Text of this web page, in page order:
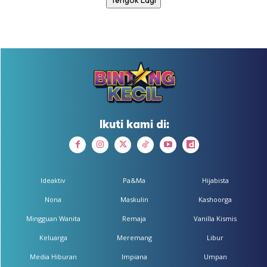
Ikuti kami di:
Ideaktiv
Nona
Mingguan Wanita
Keluarga
Media Hiburan
Pa&Ma
Maskulin
Remaja
Meremang
Impiana
Hijabista
Kashoorga
Vanilla Kismis
Libur
Umpan